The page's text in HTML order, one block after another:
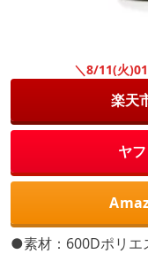
＼8/11(火
楽天
ヤ
●素材：600Dポリ